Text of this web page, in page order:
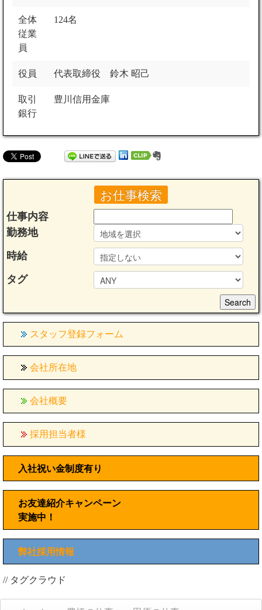
全体
従業
員
124名
役員 代表取締役 鈴木 昭己
取引
銀行
豊川信用金庫
お仕事検索
仕事内容
勤務地
時給
タグ
スタッフ登録フォーム
会社所在地
会社概要
採用担当者様
入社祝い金制度有り
お友達紹介キャンペーン
実施中！
弊社採用情報
// タグクラウド